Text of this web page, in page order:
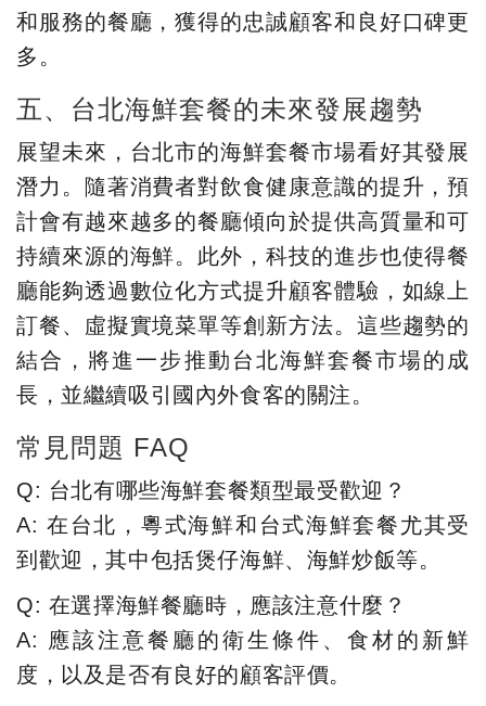
和服務的餐廳，獲得的忠誠顧客和良好口碑更
多。
五、台北海鮮套餐的未來發展趨勢
展望未來，台北市的海鮮套餐市場看好其發展
潛力。隨著消費者對飲食健康意識的提升，預
計會有越來越多的餐廳傾向於提供高質量和可
持續來源的海鮮。此外，科技的進步也使得餐
廳能夠透過數位化方式提升顧客體驗，如線上
訂餐、虛擬實境菜單等創新方法。這些趨勢的
結合，將進一步推動台北海鮮套餐市場的成
長，並繼續吸引國內外食客的關注。
常見問題 FAQ
Q: 台北有哪些海鮮套餐類型最受歡迎？
A: 在台北，粵式海鮮和台式海鮮套餐尤其受
到歡迎，其中包括煲仔海鮮、海鮮炒飯等。
Q: 在選擇海鮮餐廳時，應該注意什麼？
A: 應該注意餐廳的衛生條件、食材的新鮮
度，以及是否有良好的顧客評價。